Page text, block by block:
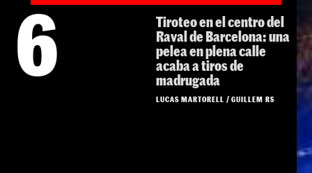
6
Tiroteo en el centro del
Raval de Barcelona: una
pelea en plena calle
acaba a tiros de
madrugada
LUCAS MARTORELL / GUILLEM RS